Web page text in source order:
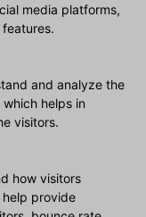
media platforms,
and analyze the
helps in
visitors.
how visitors
provide